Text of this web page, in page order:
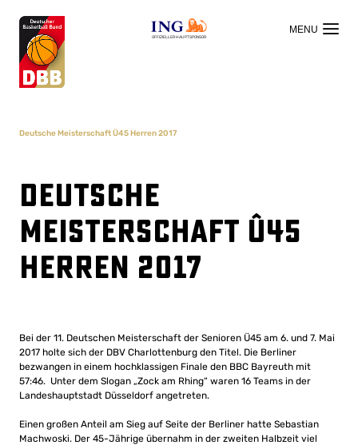
OFFIZIELLER HAUPTSPONSOR
Deutsche Meisterschaft Ü45 Herren 2017
Deutsche
Meisterschaft Ü45
Herren 2017
Bei der 11. Deutschen Meisterschaft der Senioren Ü45 am 6. und 7. Mai
2017 holte sich der DBV Charlottenburg den Titel. Die Berliner
bezwangen in einem hochklassigen Finale den BBC Bayreuth mit
57:46. Unter dem Slogan „Zock am Rhing“ waren 16 Teams in der
Landeshauptstadt Düsseldorf angetreten.
Einen großen Anteil am Sieg auf Seite der Berliner hatte Sebastian
Machwoski. Der 45-Jährige übernahm in der zweiten Halbzeit viel